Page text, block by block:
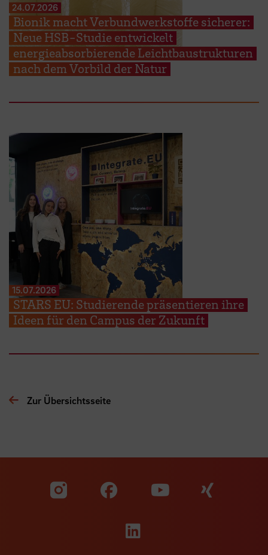
24.07.2026
Bionik macht Verbundwerkstoffe sicherer:
Neue HSB-Studie entwickelt
energieabsorbierende Leichtbaustrukturen
nach dem Vorbild der Natur
15.07.2026
STARS EU: Studierende präsentieren ihre
Ideen für den Campus der Zukunft
Zur Übersichtsseite
Zu unserer Facebook
Zu
Zu unserer